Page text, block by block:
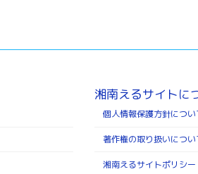
湘南えるサイトに
個人情報保護方針につい
著作権の取り扱いについ
湘南えるサイトポリシー